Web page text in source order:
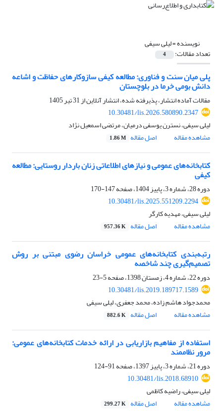
نویسنده =لیلی سیفی
تعداد مقالات: 4
پلی میان سنت و فناوری: مطالعه کیفی سازوکارهای حفاظت و اشاعه
دانش بومی خرما در بلوچستان
مقالات آماده انتشار، پذیرفته شده، انتشار آنلاین از31 تیر 1405
10.30481/lis.2026.580890.2347
لیلی سیفی، نسترن یوسفی درمیان، مرتضی اسمعیل نژاد
مشاهده مقاله
اصل مقاله 1.86 M
کتابخانه‌های عمومی و نیازهای اطلاعاتی زنان باردار روستایی: مطالعه‌
کیفی
دوره 28، شماره 3، پاییز 1404، صفحه
147-170
10.30481/lis.2025.551209.2294
لیلی سیفی، مهدیه کارگر
مشاهده مقاله
اصل مقاله 957.36 K
رتبه‌بندی کتابخانه‌های عمومی خراسان رضوی مبتنی بر روش
تصمیم‌گیری چند شاخصه
دوره 22، شماره 4، زمستان 1398، صفحه
5-23
10.30481/lis.2019.189717.1589
محمدجواد هاشم زاده، محمد جعفری، لیلی سیفی
مشاهده مقاله
اصل مقاله 882.6 K
استفاده از مفاهیم بازاریابی در ارائه خدمات کتابخانه‌های عمومی:
مرور نظام‎مند
دوره 21، شماره 3، پاییز 1397، صفحه
91-124
10.30481/lis.2018.68910
لیلی سیفی، راضیه کاظمی
مشاهده مقاله
اصل مقاله 299.27 K